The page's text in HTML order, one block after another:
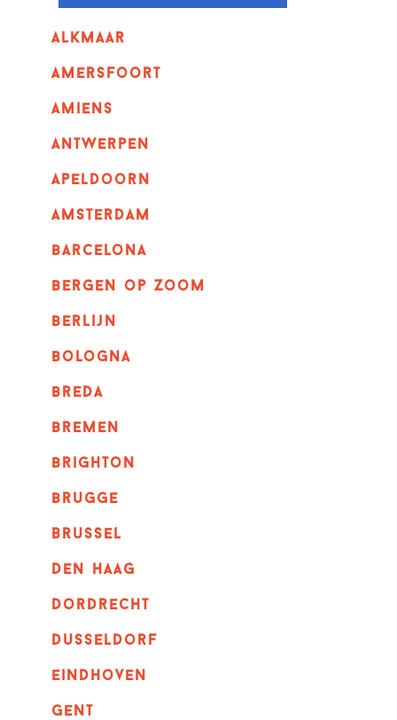
alkmaar
amersfoort
amiens
Antwerpen
apeldoorn
Amsterdam
barcelona
bergen op zoom
berlijn
bologna
breda
bremen
brighton
brugge
Brussel
Den haag
dordrecht
dusseldorf
eindhoven
GENT